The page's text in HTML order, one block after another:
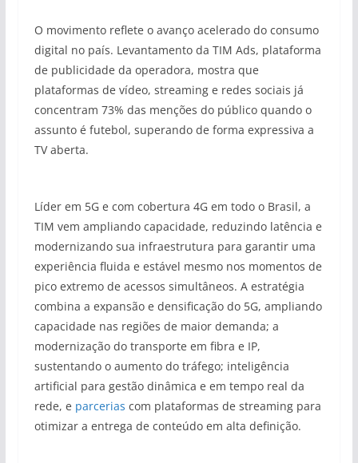
O movimento reflete o avanço acelerado do consumo
digital no país. Levantamento da TIM Ads, plataforma
de publicidade da operadora, mostra que
plataformas de vídeo, streaming e redes sociais já
concentram 73% das menções do público quando o
assunto é futebol, superando de forma expressiva a
TV aberta.
Líder em 5G e com cobertura 4G em todo o Brasil, a
TIM vem ampliando capacidade, reduzindo latência e
modernizando sua infraestrutura para garantir uma
experiência fluida e estável mesmo nos momentos de
pico extremo de acessos simultâneos. A estratégia
combina a expansão e densificação do 5G, ampliando
capacidade nas regiões de maior demanda; a
modernização do transporte em fibra e IP,
sustentando o aumento do tráfego; inteligência
artificial para gestão dinâmica e em tempo real da
rede, e parcerias com plataformas de streaming para
otimizar a entrega de conteúdo em alta definição.